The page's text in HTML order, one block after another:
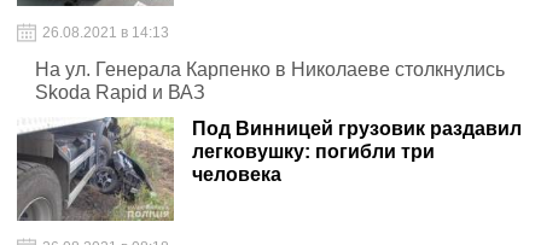
26.08.2021 в 14:13
На ул. Генерала Карпенко в Николаеве столкнулись
Skoda Rapid и ВАЗ
Под Винницей грузовик раздавил
легковушку: погибли три
человека